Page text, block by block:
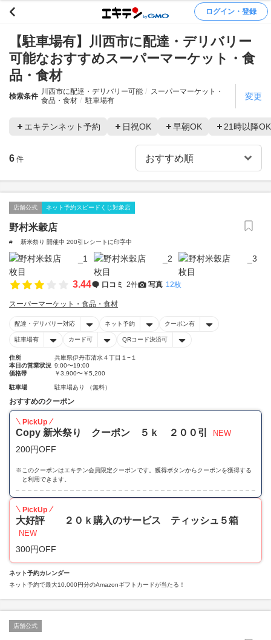
ログイン・登録
【駐車場有】川西市に配達・デリバリー
可能なおすすめスーパーマーケット・食
品・食材
検索条件
川西市に配達・デリバリー可能
スーパーマーケット・
食品・食材
駐車場有 変更
エキテンネット予約 日祝OK 早朝OK 21時以降OK
6 件
店舗公式 ネット予約スピードくじ対象店
野村米穀店
# 新米祭り 開催中 200引レシートに印字中
3.44 口コミ 2件 写真 12枚
スーパーマーケット・食品・食材
配達・デリバリー対応 ネット予約 クーポン有
駐車場有 カード可 QRコード決済可
住所
兵庫県伊丹市清水４丁目１−１
本日の営業状況 9:00〜19:00
価格帯
￥3,900〜￥5,200
駐車場 駐車場あり （無料）
おすすめのクーポン
PickUp
Copy 新米祭り クーポン ５ｋ ２００引 NEW
200円OFF
※ このクーポンはエキテン会員限定クーポンです。獲得ボタンからクーポンを獲得する
と利用できます。
PickUp
大好評 ２０ｋ購入のサービス ティッシュ５箱
NEW
300円OFF
ネット予約カレンダー
ネット予約で最大10,000円分のAmazonギフトカードが当たる！
店舗公式